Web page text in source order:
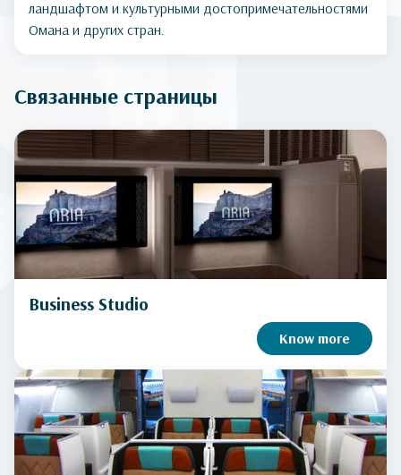
ландшафтом и культурными достопримечательностями
Омана и других стран.
Связанные страницы
Business Studio
Know more